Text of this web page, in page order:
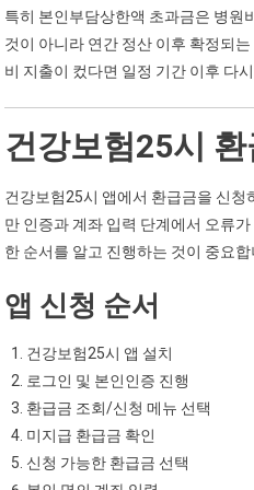
특히 본인부담상한액 초과금은 병원
것이 아니라 연간 정산 이후 확정되
비 지출이 컸다면 일정 기간 이후 다
건강보험25시
건강보험25시 앱에서 환급금을 신청
만 인증과 계좌 입력 단계에서 오류
한 순서를 알고 진행하는 것이 중요합
앱 신청 순서
건강보험25시 앱 설치
로그인 및 본인인증 진행
환급금 조회/신청 메뉴 선택
미지급 환급금 확인
신청 가능한 환급금 선택